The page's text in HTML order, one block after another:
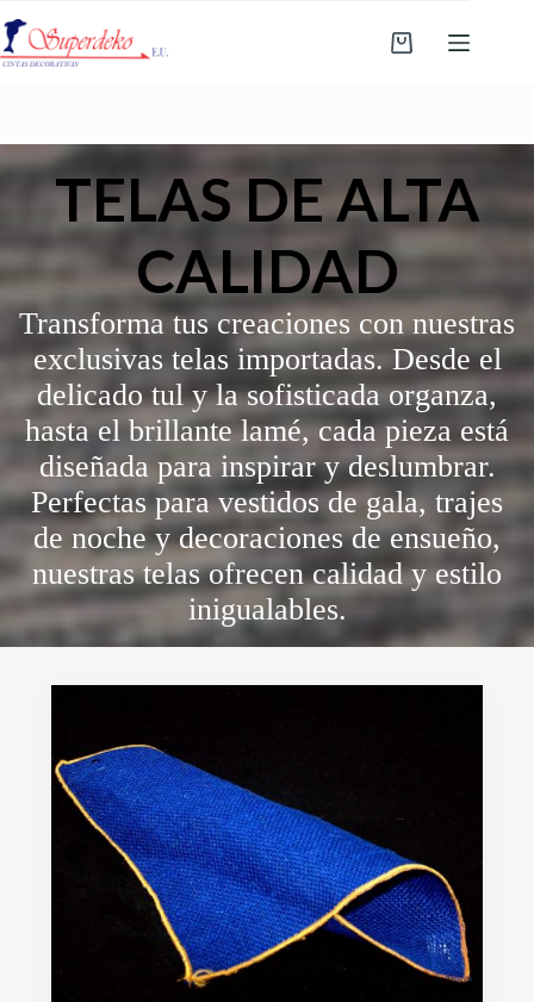
al
contenido
Carro
TELAS DE ALTA
CALIDAD
Transforma tus creaciones con nuestras
exclusivas telas importadas. Desde el
delicado tul y la sofisticada organza,
hasta el brillante lamé, cada pieza está
diseñada para inspirar y deslumbrar.
Perfectas para vestidos de gala, trajes
de noche y decoraciones de ensueño,
nuestras telas ofrecen calidad y estilo
inigualables.